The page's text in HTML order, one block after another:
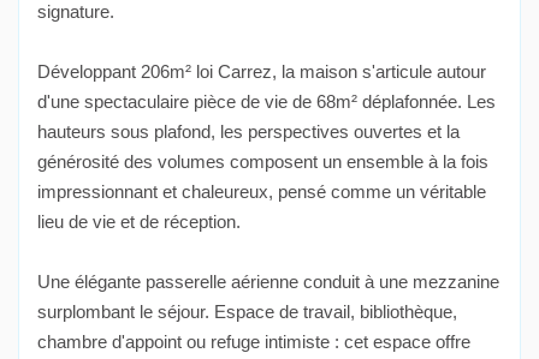
signature.
Développant 206m² loi Carrez, la maison s'articule autour
d'une spectaculaire pièce de vie de 68m² déplafonnée. Les
hauteurs sous plafond, les perspectives ouvertes et la
générosité des volumes composent un ensemble à la fois
impressionnant et chaleureux, pensé comme un véritable
lieu de vie et de réception.
Une élégante passerelle aérienne conduit à une mezzanine
surplombant le séjour. Espace de travail, bibliothèque,
chambre d'appoint ou refuge intimiste : cet espace offre